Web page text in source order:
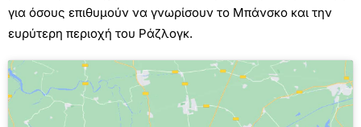
για όσους επιθυμούν να γνωρίσουν το Μπάνσκο και την
ευρύτερη περιοχή του Ράζλογκ.